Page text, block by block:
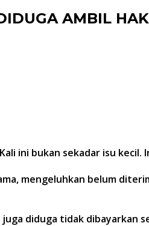
AMBIL
ini bukan sekadar isu
mengeluhkan belum
diduga tidak dibayarkan